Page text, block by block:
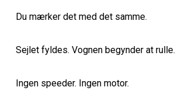
Du mærker det med det samme.
Sejlet fyldes. Vognen begynder at rulle.
Ingen speeder. Ingen motor.